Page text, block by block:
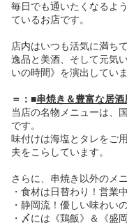
毎日でも通いたくなるよ
ているお店です。
店内はいつも活気に満ち
逸品と美酒、そして元気
いの時間》を演出していま
＝：■串焼き＆豊富な居
当店の名物メニューは、
です。
味付けは海塩とタレをご
夫をこらしています。
さらに、串焼き以外のメ
・食材は日替わり！営業
・静岡流！優しい味わい
・〆には《鶏飯》＆《盛